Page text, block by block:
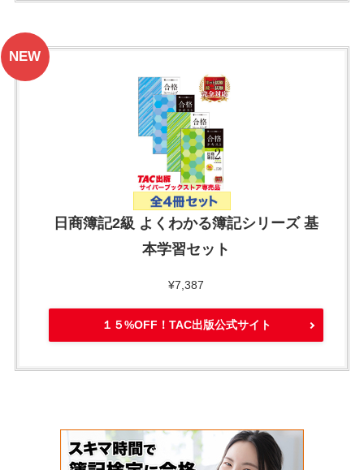
日商簿記2級 よくわかる簿記シリーズ 基
本学習セット
¥7,387
１５%OFF！TAC出版公式サイト
NEW